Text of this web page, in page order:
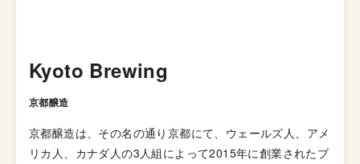
Kyoto Brewing
京都醸造
京都醸造は、その名の通り京都にて、ウェールズ人、アメ
リカ人、カナダ人の3人組によって2015年に創業されたブ